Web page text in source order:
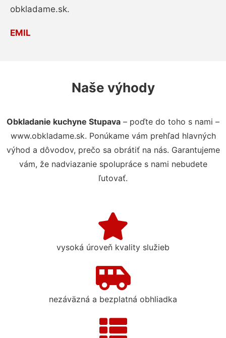
obkladame.sk.
EMIL
Naše výhody
Obkladanie kuchyne Stupava – poďte do toho s nami –
www.obkladame.sk. Ponúkame vám prehľad hlavných
výhod a dôvodov, prečo sa obrátiť na nás. Garantujeme
vám, že nadviazanie spolupráce s nami nebudete
ľutovať.
vysoká úroveň kvality služieb
nezáväzná a bezplatná obhliadka